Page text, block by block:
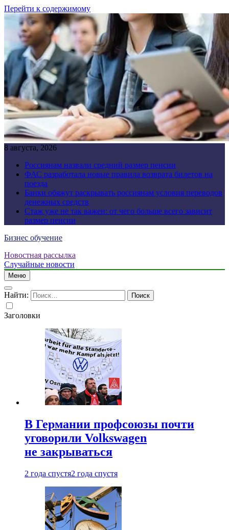
Перейти к содержимому
8 августа, 2026
Россиянам назвали средний размер пенсии
ФАС разработала новые правила возврата билетов на
поезда
Банки обяжут раскрывать россиянам условия переводов
денежных средств
Стаж уже не так важен: от чего больше всего зависит
размер пенсии
Бизнес обучение
Новостная рассылка
Случайные новости
Меню
Найти:
Заголовки
В Германии профсоюзы почти
уговорили Volkswagen
не закрываться
2 года спустя2 года спустя